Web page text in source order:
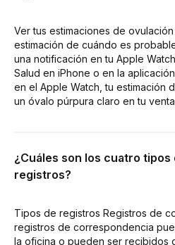
Ver tus estimaciones de
estimación de cuándo es
una notificación en tu Apple
Salud en iPhone o en la
en el Apple Watch, tu estimación
un óvalo púrpura claro en tu
¿Cuáles son los cuatro tipos
registros?
Tipos de registros Registros de
registros de correspondencia
la oficina o pueden ser recibidos